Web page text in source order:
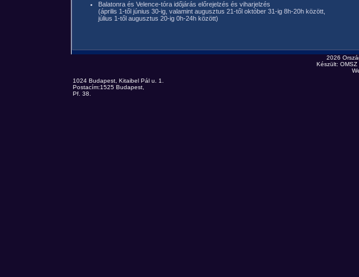
Balatonra és Velence-tóra időjárás előrejelzés és viharjelzés
(április 1-től június 30-ig, valamint augusztus 21-től október 31-ig 8h-20h között,
július 1-től augusztus 20-ig 0h-24h között)
2026
Készült:
1024 Budapest, Kitaibel Pál u. 1.
Postacím:1525 Budapest,
Pf. 38.